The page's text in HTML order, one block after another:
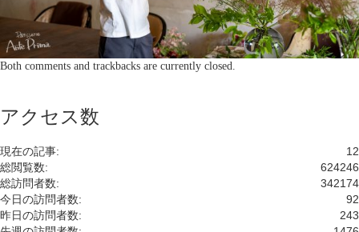
Both comments and trackbacks are currently closed.
アクセス数
12
現在の記事:
624246
総閲覧数:
342174
総訪問者数:
92
今日の訪問者数:
243
昨日の訪問者数: